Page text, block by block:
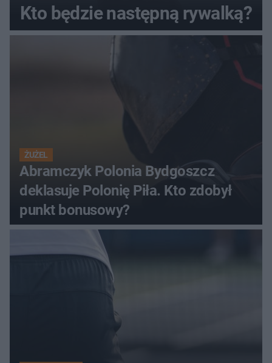
Kto będzie następną rywalką?
ŻUŻEL
Abramczyk Polonia Bydgoszcz
deklasuje Polonię Piła. Kto zdobył
punkt bonusowy?